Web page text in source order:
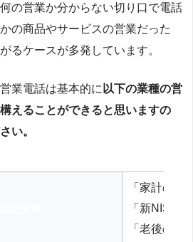
の営業か分からない切り口で電話
の商品やサービスの営業だった
るケースが多発しています。
業電話は基本的に 以下の業種の営
えることができると思いますの
い。
「家計の見
「新NISA
「老後の